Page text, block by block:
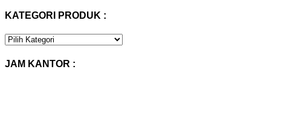
KATEGORI PRODUK :
KATEGORI
JAM KANTOR :